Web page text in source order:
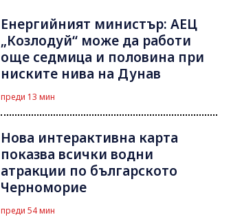
Енергийният министър: АЕЦ
„Козлодуй“ може да работи
още седмица и половина при
ниските нива на Дунав
преди 13 мин
Нова интерактивна карта
показва всички водни
атракции по българското
Черноморие
преди 54 мин